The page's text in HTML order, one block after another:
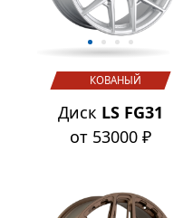
КОВАНЫЙ
Диск LS FG31
от 53000 ₽